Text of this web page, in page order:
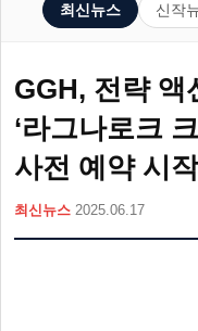
최신뉴스 신작
GGH, 전략 액
‘라그나로크
사전 예약 시
최신뉴스 2025.06.17